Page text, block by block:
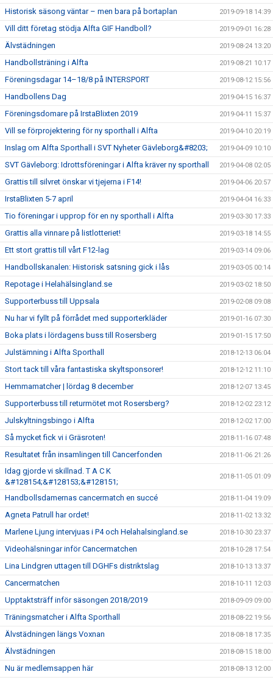
Historisk säsong väntar – men bara på bortaplan 2019-09-18 14:39
Vill ditt företag stödja Alfta GIF Handboll? 2019-09-01 16:28
Älvstädningen 2019-08-24 13:20
Handbollsträning i Alfta 2019-08-21 10:17
Föreningsdagar 14–18/8 på INTERSPORT 2019-08-12 15:56
Handbollens Dag 2019-04-15 16:37
Föreningsdomare på IrstaBlixten 2019 2019-04-11 15:37
Vill se förprojektering för ny sporthall i Alfta 2019-04-10 20:19
Inslag om Alfta Sporthall i SVT Nyheter Gävleborg&#8203; 2019-04-09 10:10
SVT Gävleborg: Idrottsföreningar i Alfta kräver ny sporthall 2019-04-08 02:05
Grattis till silvret önskar vi tjejerna i F14! 2019-04-06 20:57
IrstaBlixten 5-7 april 2019-04-04 16:33
Tio föreningar i upprop för en ny sporthall i Alfta 2019-03-30 17:33
Grattis alla vinnare på listlotteriet! 2019-03-18 14:55
Ett stort grattis till vårt F12-lag 2019-03-14 09:06
Handbollskanalen: Historisk satsning gick i lås 2019-03-05 00:14
Repotage i Helahälsingland.se 2019-03-02 18:50
Supporterbuss till Uppsala 2019-02-08 09:08
Nu har vi fyllt på förrådet med supporterkläder 2019-01-16 07:30
Boka plats i lördagens buss till Rosersberg 2019-01-15 17:50
Julstämning i Alfta Sporthall 2018-12-13 06:04
Stort tack till våra fantastiska skyltsponsorer! 2018-12-12 11:10
Hemmamatcher | lördag 8 december 2018-12-07 13:45
Supporterbuss till returmötet mot Rosersberg? 2018-12-02 23:12
Julskyltningsbingo i Alfta 2018-12-02 17:00
Så mycket fick vi i Gräsroten! 2018-11-16 07:48
Resultatet från insamlingen till Cancerfonden 2018-11-06 21:26
Idag gjorde vi skillnad. T A C K
&#128154;&#128153;&#128151;
2018-11-05 01:09
Handbollsdamernas cancermatch en succé 2018-11-04 19:09
Agneta Patrull har ordet! 2018-11-02 13:32
Marlene Ljung intervjuas i P4 och Helahalsingland.se 2018-10-30 23:37
Videohälsningar inför Cancermatchen 2018-10-28 17:54
Lina Lindgren uttagen till DGHFs distriktslag 2018-10-13 13:37
Cancermatchen 2018-10-11 12:03
Upptaktsträff inför säsongen 2018/2019 2018-09-09 09:00
Träningsmatcher i Alfta Sporthall 2018-08-22 19:56
Älvstädningen längs Voxnan 2018-08-18 17:35
Älvstädningen 2018-08-15 18:00
Nu är medlemsappen här 2018-08-13 12:00